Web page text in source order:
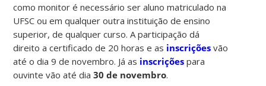
como monitor é necessário ser aluno matriculado na
UFSC ou em qualquer outra instituição de ensino
superior, de qualquer curso. A participação dá
direito a certificado de 20 horas e as inscrições vão
até o dia 9 de novembro. Já as inscrições para
ouvinte vão até dia30 de novembro.